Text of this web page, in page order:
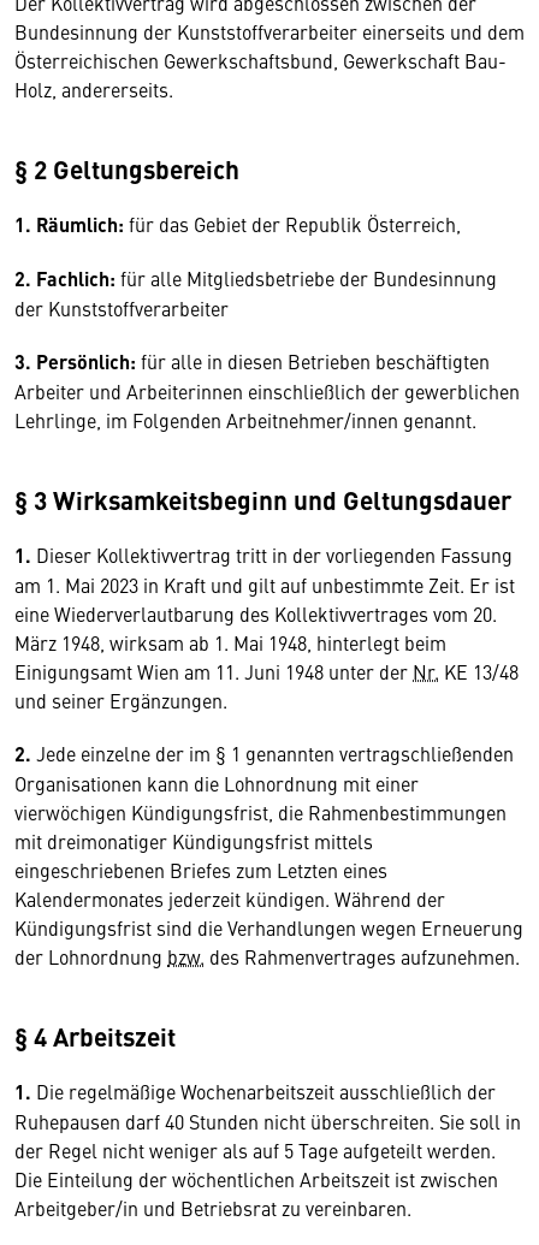
Bundesinnung der Kunststoffverarbeiter einerseits und dem
Österreichischen Gewerkschaftsbund, Gewerkschaft Bau-
Holz, andererseits.
§ 2 Geltungsbereich
1. Räumlich: für das Gebiet der Republik Österreich,
2. Fachlich: für alle Mitgliedsbetriebe der Bundesinnung
der Kunststoffverarbeiter
3. Persönlich: für alle in diesen Betrieben beschäftigten
Arbeiter und Arbeiterinnen einschließlich der gewerblichen
Lehrlinge, im Folgenden Arbeitnehmer/innen genannt.
§ 3 Wirksamkeitsbeginn und Geltungsdauer
1. Dieser Kollektivvertrag tritt in der vorliegenden Fassung
am 1. Mai 2023 in Kraft und gilt auf unbestimmte Zeit. Er ist
eine Wiederverlautbarung des Kollektivvertrages vom 20.
März 1948, wirksam ab 1. Mai 1948, hinterlegt beim
Einigungsamt Wien am 11. Juni 1948 unter der Nr. KE 13/48
und seiner Ergänzungen.
2. Jede einzelne der im § 1 genannten vertragschließenden
Organisationen kann die Lohnordnung mit einer
vierwöchigen Kündigungsfrist, die Rahmenbestimmungen
mit dreimonatiger Kündigungsfrist mittels
eingeschriebenen Briefes zum Letzten eines
Kalendermonates jederzeit kündigen. Während der
Kündigungsfrist sind die Verhandlungen wegen Erneuerung
der Lohnordnung bzw. des Rahmenvertrages aufzunehmen.
§ 4 Arbeitszeit
1. Die regelmäßige Wochenarbeitszeit ausschließlich der
Ruhepausen darf 40 Stunden nicht überschreiten. Sie soll in
der Regel nicht weniger als auf 5 Tage aufgeteilt werden.
Die Einteilung der wöchentlichen Arbeitszeit ist zwischen
Arbeitgeber/in und Betriebsrat zu vereinbaren.